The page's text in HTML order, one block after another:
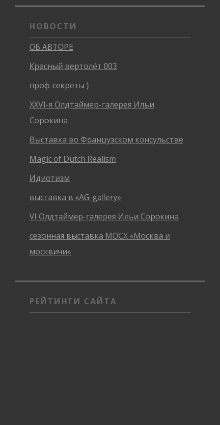
НОВОСТИ
ОБ АВТОРЕ
Красный вертолёт 003
проф-секреты )
XXVI-я Олдтаймер-галерея Ильи
Сорокина
Выставка во Французском консульстве
Magic of Dutch Realism
Идиотизм
выставка в «AG-gallery»
VI Олдтаймер-галерея Ильи Сорокина
сезонная выставка МОСХ «Москва и
москвичи»
РЕЙТИНГИ САЙТА